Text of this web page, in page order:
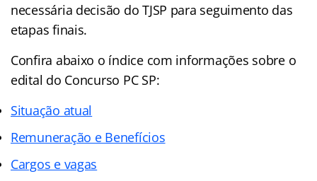
necessária decisão do TJSP para seguimento das
etapas finais.
Confira abaixo o índicecom informações sobre o
edital do Concurso PC SP:
Situação atual
Remuneração e Benefícios
Cargos e vagas